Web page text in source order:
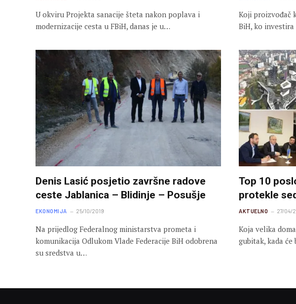
U okviru Projekta sanacije šteta nakon poplava i
modernizacije cesta u FBiH, danas je u…
Koji proizvođač
BiH, ko
Denis Lasić posjetio završne radove
ceste Jablanica – Blidinje – Posušje
EKONOMIJA 25/10/2019
Na prijedlog Federalnog ministarstva prometa i
komunikacija Odlukom Vlade Federacije BiH odobrena
su sredstva u…
Top 10
protekle
AKTUELNO 27/04/
Koja velika
gubitak, kada